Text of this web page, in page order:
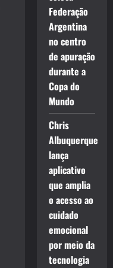
Federação
Argentina
no centro
de apuração
durante a
Copa do
Mundo
Chris
Albuquerque
lança
aplicativo
que amplia
o acesso ao
cuidado
emocional
por meio da
tecnologia